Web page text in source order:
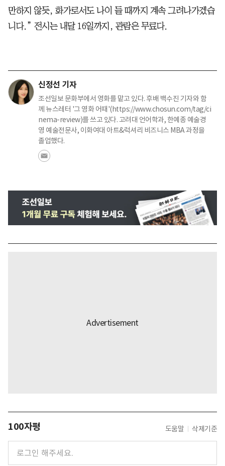
만하지 않듯, 화가로서도 나이 들 때까지 계속 그려나가겠습
니다.” 전시는 내달 16일까지, 관람은 무료다.
신정선 기자
조선일보 문화부에서 영화를 맡고 있다. 후배 백수진 기자와 함
께 뉴스레터 '그 영화 어때'(https://www.chosun.com/tag/ci
nema-review)를 쓰고 있다. 고려대 언어학과, 한예종 예술경
영 예술전문사, 이화여대 아트&럭셔리 비즈니스 MBA 과정을
졸업했다.
100자평 도움말 삭제기준